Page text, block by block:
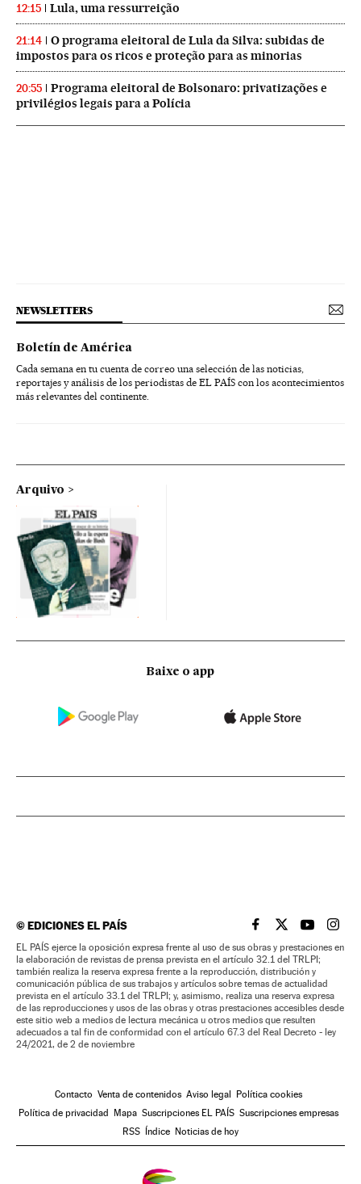
12:15 Lula, uma ressurreição
21:14
O programa eleitoral de Lula da Silva: subidas de
impostos para os ricos e proteção para as minorias
20:55
Programa eleitoral de Bolsonaro: privatizações e
privilégios legais para a Polícia
NEWSLETTERS
Boletín de América
Cada semana en tu cuenta de correo una selección de las noticias,
reportajes y análisis de los periodistas de EL PAÍS con los acontecimientos
más relevantes del continente.
Arquivo
Baixe o app
©EDICIONES EL PAÍS EL PAÍS BRASIL EN
EL PAÍSEL PAÍS
EL
EL PAÍS ejerce la oposición expresa frente al uso de sus obras y prestaciones en
la elaboración de revistas de prensa prevista en el artículo 32.1 del TRLPI;
también realiza la reserva expresa frente a la reproducción, distribución y
comunicación pública de sus trabajos y artículos sobre temas de actualidad
prevista en el artículo 33.1 del TRLPI; y, asimismo, realiza una reserva expresa
de las reproducciones y usos de las obras y otras prestaciones accesibles desde
este sitio web a medios de lectura mecánica u otros medios que resulten
adecuados a tal fin de conformidad con el artículo 67.3 del Real Decreto - ley
24/2021, de 2 de noviembre
Contacto Venta de contenidos Aviso legal Política cookies
Política de privacidad Mapa Suscripciones EL PAÍS Suscripciones empresas
RSS Índice Noticias de hoy